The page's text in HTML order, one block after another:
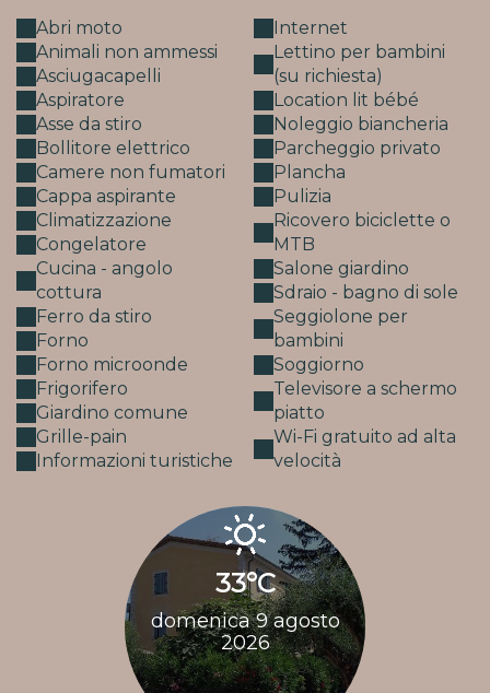
Abri moto
Animali non ammessi
Asciugacapelli
Aspiratore
Asse da stiro
Bollitore elettrico
Camere non fumatori
Cappa aspirante
Climatizzazione
Congelatore
Cucina - angolo
cottura
Ferro da stiro
Forno
Forno microonde
Frigorifero
Giardino comune
Grille-pain
Informazioni turistiche
Internet
Lettino per bambini
(su richiesta)
Location lit bébé
Noleggio biancheria
Parcheggio privato
Plancha
Pulizia
Ricovero biciclette o
MTB
Salone giardino
Sdraio - bagno di sole
Seggiolone per
bambini
Soggiorno
Televisore a schermo
piatto
Wi-Fi gratuito ad alta
velocità
33°C
domenica 9 agosto
2026